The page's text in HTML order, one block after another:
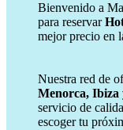
Bienvenido a
para reservar
mejor precio en
Nuestra red de
Menorca, Ibiza
servicio de
escoger tu